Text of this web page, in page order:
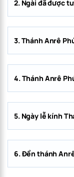
2. Ngài đã được
3. Thánh Anrê
4. Thánh Anrê
5. Ngày lễ kính
6. Đền thánh